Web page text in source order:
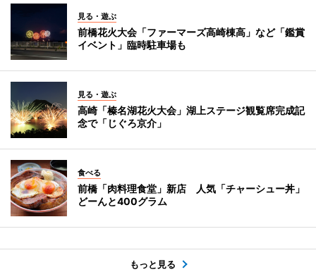
見る・遊ぶ
前橋花火大会「ファーマーズ高崎棟高」など「鑑賞
イベント」臨時駐車場も
見る・遊ぶ
高崎「榛名湖花火大会」湖上ステージ観覧席完成記
念で「じぐろ京介」
食べる
前橋「肉料理食堂」新店 人気「チャーシュー丼」
どーんと400グラム
もっと見る